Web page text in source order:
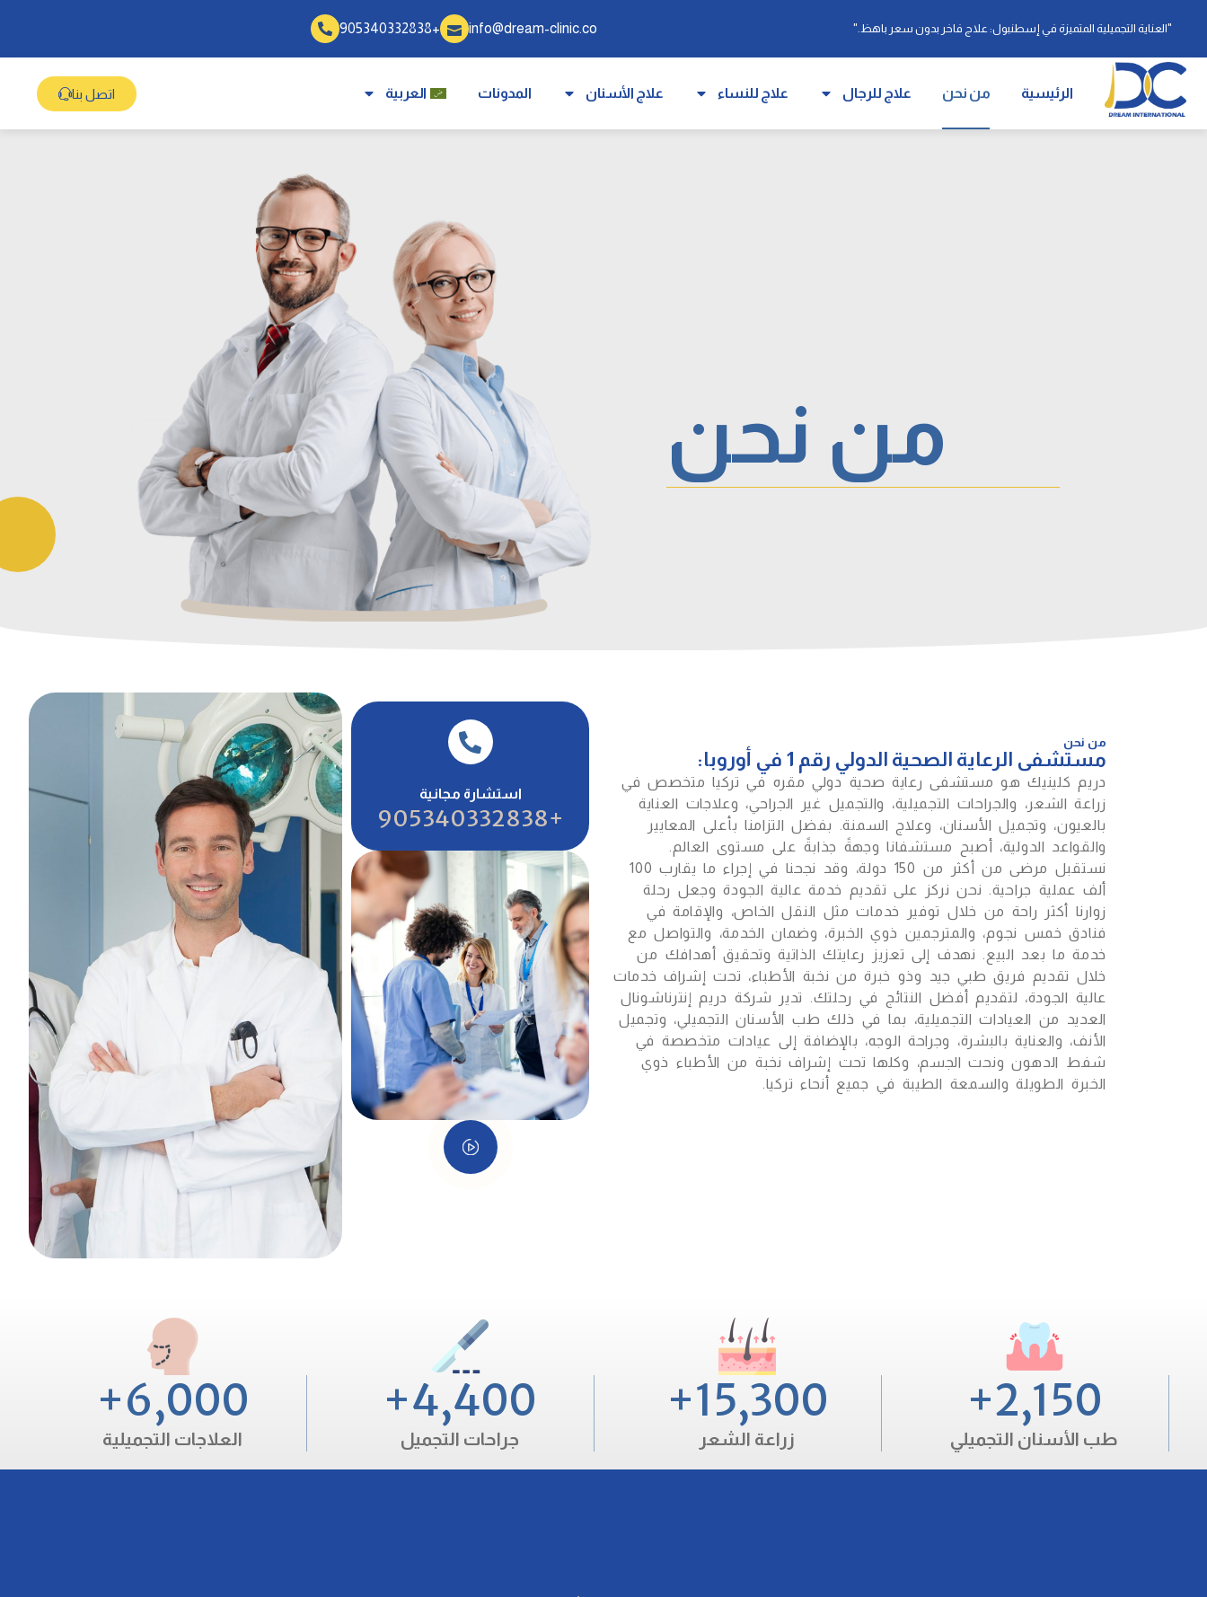
"العناية التجميلية المتميزة في إسطنبول: علاج فاخر بدون سعر باهظ." info@dream-clinic.co
+905340332838
الرئيسية من نحن علاج للرجال علاج للنساء علاج الأسنان المدونات العربية اتصل بنا
من نحن
استشارة مجانية
+905340332838
من نحن
مستشفى الرعاية الصحية الدولي رقم 1 في أوروبا:
دريم كلينيك هو مستشفى رعاية صحية دولي مقره في تركيا متخصص في
زراعة الشعر، والجراحات التجميلية، والتجميل غير الجراحي، وعلاجات العناية
بالعيون، وتجميل الأسنان، وعلاج السمنة. بفضل التزامنا بأعلى المعايير
والقواعد الدولية، أصبح مستشفانا وجهةً جذابةً على مستوى العالم.
نستقبل مرضى من أكثر من 150 دولة، وقد نجحنا في إجراء ما يقارب 100
ألف عملية جراحية. نحن نركز على تقديم خدمة عالية الجودة وجعل رحلة
زوارنا أكثر راحة من خلال توفير خدمات مثل النقل الخاص، والإقامة في
فنادق خمس نجوم، والمترجمين ذوي الخبرة، وضمان الخدمة، والتواصل مع
خدمة ما بعد البيع. نهدف إلى تعزيز رعايتك الذاتية وتحقيق أهدافك من
خلال تقديم فريق طبي جيد وذو خبرة من نخبة الأطباء، تحت إشراف خدمات
عالية الجودة، لتقديم أفضل النتائج في رحلتك. تدير شركة دريم إنترناشونال
العديد من العيادات التجميلية، بما في ذلك طب الأسنان التجميلي، وتجميل
الأنف، والعناية بالبشرة، وجراحة الوجه، بالإضافة إلى عيادات متخصصة في
شفط الدهون ونحت الجسم، وكلها تحت إشراف نخبة من الأطباء ذوي
الخبرة الطويلة والسمعة الطيبة في جميع أنحاء تركيا.
طب الأسنان التجميلي
2,150
+
زراعة الشعر
15,300
+
جراحات التجميل
4,400
+
العلاجات التجميلية
6,000
+